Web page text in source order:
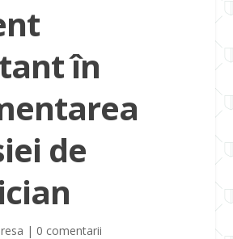
în
de
| 0 comentarii